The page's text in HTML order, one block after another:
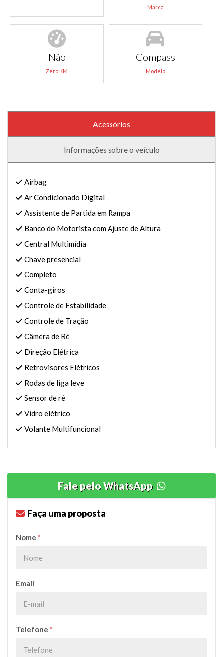
Marca
Não
Zero KM
Compass
Modelo
Acessórios
Informações sobre o veículo
Airbag
Ar Condicionado Digital
Assistente de Partida em Rampa
Banco do Motorista com Ajuste de Altura
Central Multimídia
Chave presencial
Completo
Conta-giros
Controle de Estabilidade
Controle de Tração
Câmera de Ré
Direção Elétrica
Retrovisores Elétricos
Rodas de liga leve
Sensor de ré
Vidro elétrico
Volante Multifuncional
Fale pelo WhatsApp
Faça uma proposta
Nome *
Email
Telefone *